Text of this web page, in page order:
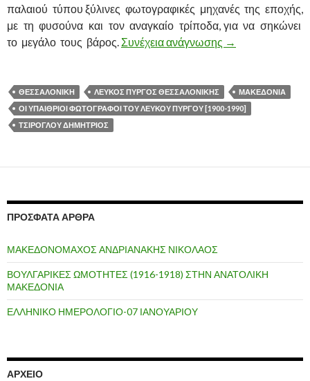
παλαιού τύπου ξύλινες φωτογραφικές μηχανές της εποχής,
με τη φυσούνα και τον αναγκαίο τρίποδα, για να σηκώνει
το μεγάλο τους βάρος. Συνέχεια ανάγνωσης ΟΙ ΥΠΑΙΘΡΙΟΙ
→
ΘΕΣΣΑΛΟΝΙΚΗ ΛΕΥΚΟΣ ΠΥΡΓΟΣ ΘΕΣΣΑΛΟΝΙΚΗΣ
ΜΑΚΕΔΟΝΙΑ
ΟΙ ΥΠΑΙΘΡΙΟΙ ΦΩΤΟΓΡΑΦΟΙ ΤΟΥ ΛΕΥΚΟΥ ΠΥΡΓΟΥ [1900-1990]
ΤΣΙΡΟΓΛΟΥ ΔΗΜΗΤΡΙΟΣ
ΠΡΌΣΦΑΤΑ ΆΡΘΡΑ
ΜΑΚΕΔΟΝΟΜΑΧΟΣ ΑΝΔΡΙΑΝΑΚΗΣ ΝΙΚΟΛΑΟΣ
ΒΟΥΛΓΑΡΙΚΕΣ ΩΜΟΤΗΤΕΣ (1916-1918) ΣΤΗΝ ΑΝΑΤΟΛΙΚΗ
ΜΑΚΕΔΟΝΙΑ
ΕΛΛΗΝΙΚΟ ΗΜΕΡΟΛΟΓΙΟ-07 ΙΑΝΟΥΑΡΙΟΥ
ΑΡΧΕΊΟ